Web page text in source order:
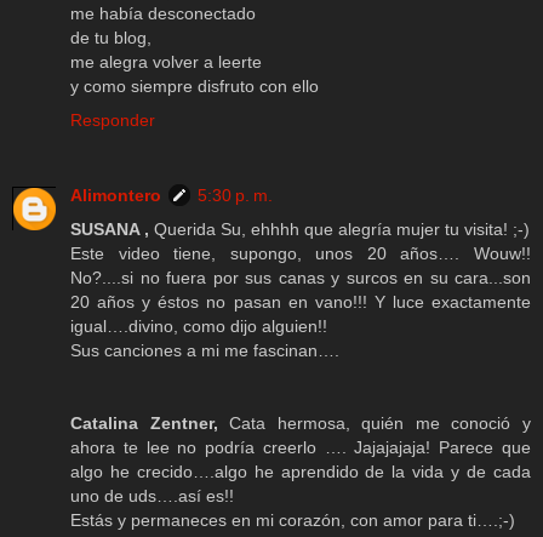
me había desconectado
de tu blog,
me alegra volver a leerte
y como siempre disfruto con ello
Responder
Alimontero
5:30 p. m.
SUSANA , Querida Su, ehhhh que alegría mujer tu visita! ;-)
Este video tiene, supongo, unos 20 años…. Wouw!!
No?....si no fuera por sus canas y surcos en su cara...son
20 años y éstos no pasan en vano!!! Y luce exactamente
igual….divino, como dijo alguien!!
Sus canciones a mi me fascinan….
Catalina Zentner,Cata hermosa, quién me conoció y
ahora te lee no podría creerlo …. Jajajajaja! Parece que
algo he crecido….algo he aprendido de la vida y de cada
uno de uds….así es!!
Estás y permaneces en mi corazón, con amor para ti….;-)